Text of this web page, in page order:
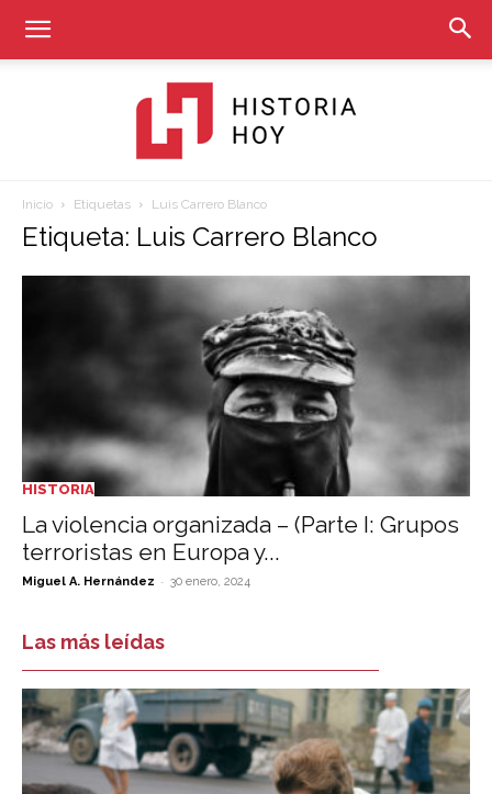
Historia
Hoy
Inicio Etiquetas Luis Carrero Blanco
Etiqueta: Luis Carrero Blanco
HISTORIA
La violencia organizada – (Parte I: Grupos
terroristas en Europa y...
Miguel A. Hernández - 30 enero, 2024
Las más leídas